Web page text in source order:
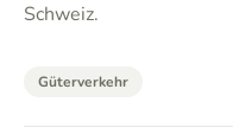
Schweiz.
Güterverkehr